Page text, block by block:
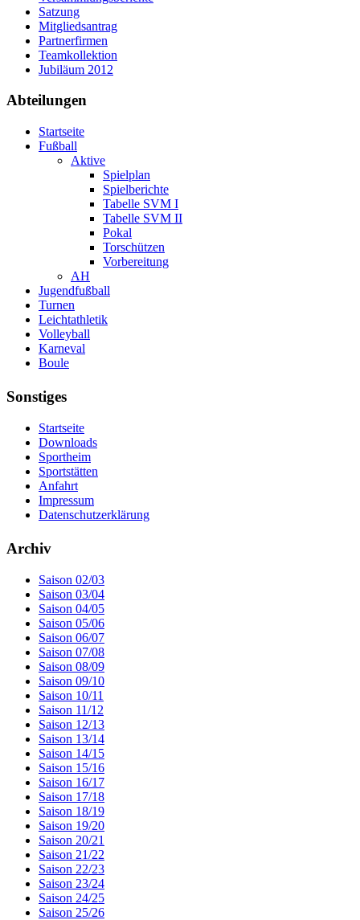
Satzung
Mitgliedsantrag
Partnerfirmen
Teamkollektion
Jubiläum 2012
Abteilungen
Startseite
Fußball
Aktive
Spielplan
Spielberichte
Tabelle SVM I
Tabelle SVM II
Pokal
Torschützen
Vorbereitung
AH
Jugendfußball
Turnen
Leichtathletik
Volleyball
Karneval
Boule
Sonstiges
Startseite
Downloads
Sportheim
Sportstätten
Anfahrt
Impressum
Datenschutzerklärung
Archiv
Saison 02/03
Saison 03/04
Saison 04/05
Saison 05/06
Saison 06/07
Saison 07/08
Saison 08/09
Saison 09/10
Saison 10/11
Saison 11/12
Saison 12/13
Saison 13/14
Saison 14/15
Saison 15/16
Saison 16/17
Saison 17/18
Saison 18/19
Saison 19/20
Saison 20/21
Saison 21/22
Saison 22/23
Saison 23/24
Saison 24/25
Saison 25/26